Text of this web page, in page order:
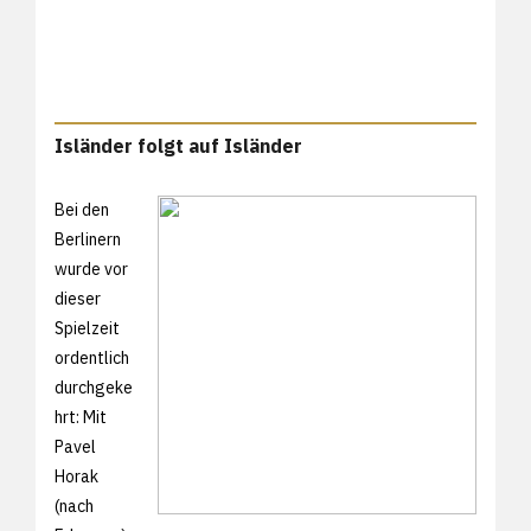
Isländer folgt auf Isländer
Bei den
Berlinern
wurde vor
dieser
Spielzeit
ordentlich
durchgeke
hrt: Mit
Pavel
Horak
(nach